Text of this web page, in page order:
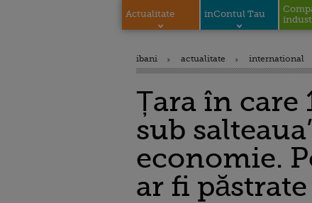
Actualitate inContul Tau
ibani actualitate international
Țara în care
sub
economie.
ar fi